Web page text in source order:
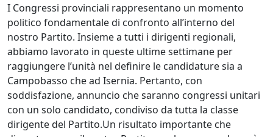
I Congressi provinciali rappresentano un momento
politico fondamentale di confronto all’interno del
nostro Partito. Insieme a tutti i dirigenti regionali,
abbiamo lavorato in queste ultime settimane per
raggiungere l’unità nel definire le candidature sia a
Campobasso che ad Isernia. Pertanto, con
soddisfazione, annuncio che saranno congressi unitari
con un solo candidato, condiviso da tutta la classe
dirigente del Partito.Un risultato importante che